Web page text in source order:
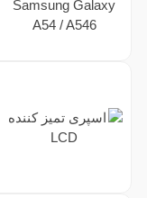
نقره ای 6